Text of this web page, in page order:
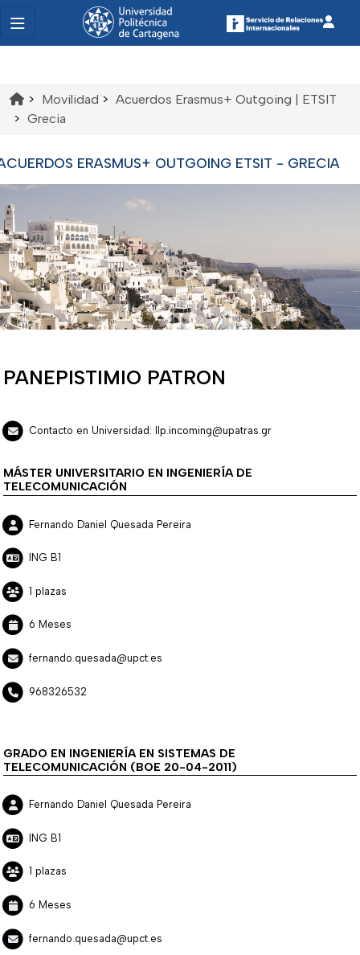
> Movilidad > Acuerdos Erasmus+ Outgoing | ETSIT
> Grecia
ERASMUS+ OUTGOING ETSIT - GRECIA
PANEPISTIMIO PATRON
Contacto en Universidad: llp.incoming@upatras.gr
MÁSTER UNIVERSITARIO EN INGENIERÍA DE
TELECOMUNICACIÓN
Fernando Daniel Quesada Pereira
ING B1
1 plazas
6 Meses
fernando.quesada@upct.es
968326532
GRADO EN INGENIERÍA EN SISTEMAS DE
TELECOMUNICACIÓN (BOE 20-04-2011)
Fernando Daniel Quesada Pereira
ING B1
1 plazas
6 Meses
fernando.quesada@upct.es